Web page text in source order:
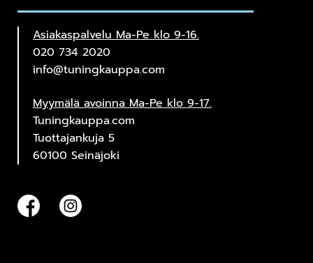
Asiakaspalvelu Ma-Pe klo 9-16.
020 734 2020
info@tuningkauppa.com
Myymälä avoinna Ma-Pe klo 9-17.
Tuningkauppa.com
Tuottajankuja 5
60100 Seinäjoki